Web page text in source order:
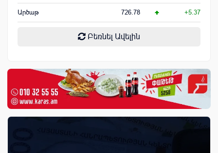
Արծաթ 726.78 +5.37
Բեռնել Ավելին